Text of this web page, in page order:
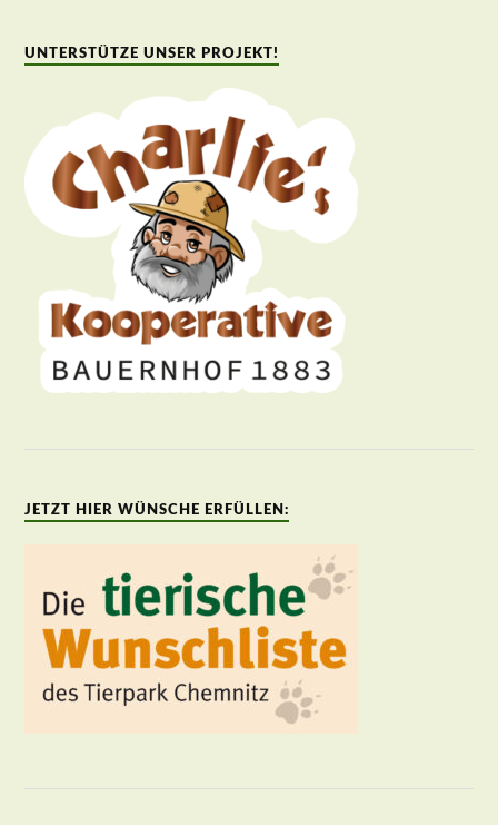
UNTERSTÜTZE UNSER PROJEKT!
JETZT HIER WÜNSCHE ERFÜLLEN: